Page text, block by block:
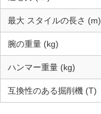
最大 スタイルの長さ (m)
腕の重量 (kg)
ハンマー重量 (kg)
互換性のある掘削機 (T)